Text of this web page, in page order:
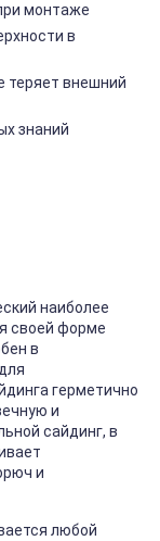
монтаже
в
теряет внешний
знаний
наиболее
своей форме
в
герметично
и
сайдинг, в
и
любой